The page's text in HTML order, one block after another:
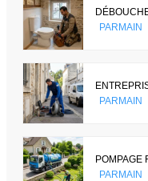
PARMAIN
PARMAIN
POMPAGE
PARMAIN